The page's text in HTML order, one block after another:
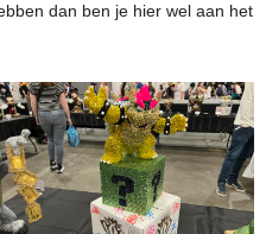
dan ben je hier wel aan het